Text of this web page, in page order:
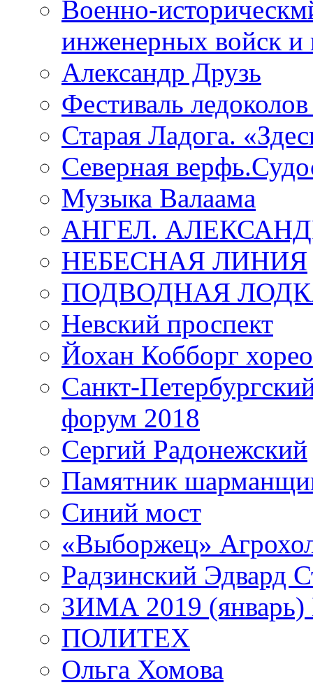
Военно-
инженерных войск и
Александр Друзь
Фестиваль
Старая Ладога.
Северная
Музыка Валаама
АНГЕЛ.
НЕБЕСНАЯ ЛИНИЯ
ПОДВОДНАЯ
Невский проспект
Йохан Кобборг
Санкт-
форум 2018
Сергий Радонежский
Памятник
Синий мост
«Выборжец»
Радзинский Эдвард
ЗИМА 2019 (январь)
ПОЛИТЕХ
Ольга Хомова